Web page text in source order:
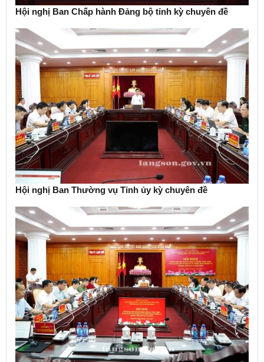
Hội nghị Ban Chấp hành Đảng bộ tỉnh kỳ chuyên đề
Hội nghị Ban Thường vụ Tỉnh ủy kỳ chuyên đề